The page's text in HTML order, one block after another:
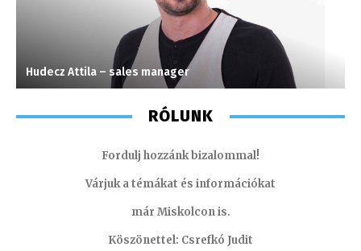
Hudecz Attila – sales manager
RÓLUNK
Fordulj hozzánk bizalommal!
Várjuk a témákat és információkat
már Miskolcon is.
Köszönettel: Csrefkó Judit